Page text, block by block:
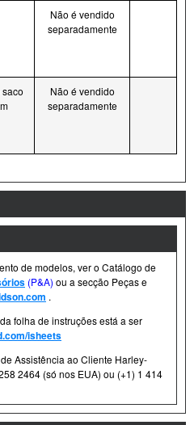
Não é vendido
separadamente
Não é vendido
separadamente
de modelos, ver o Catálogo de
(P&A) ou a secção Peças e
.
folha de instruções está a ser
isheets
Assistência ao Cliente Harley-
2464 (só nos EUA) ou (+1) 1 414